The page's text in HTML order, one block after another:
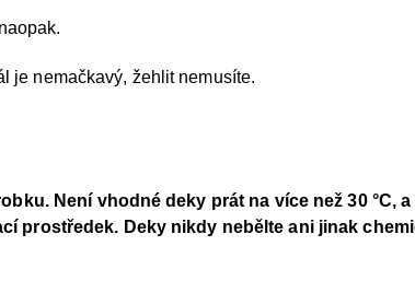
je nemačkavý, žehlit nemusíte.
Není vhodné deky prát na více než 30 °C,
prostředek. Deky nikdy nebělte ani jinak